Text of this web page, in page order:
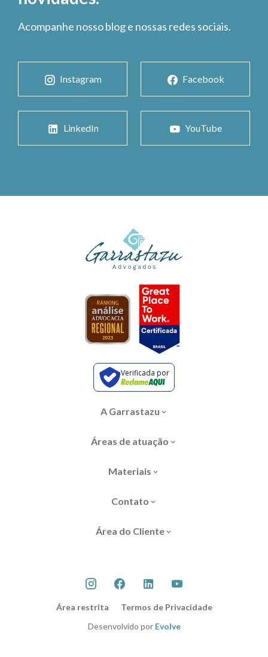
Acompanhe nosso blog e nossas redes sociais.
Instagram Facebook
LinkedIn YouTube
Verificada por
A Garrastazu
Áreas de atuação
Materiais
Contato
Área do Cliente
Área restrita
Termos de Privacidade
Desenvolvido por Evolve